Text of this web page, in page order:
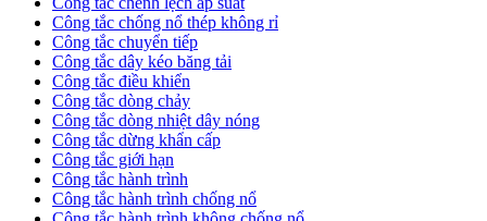
Công tắc chống nổ thép không rỉ
Công tắc chuyển tiếp
Công tắc dây kéo băng tải
Công tắc điều khiển
Công tắc dòng chảy
Công tắc dòng nhiệt dây nóng
Công tắc dừng khẩn cấp
Công tắc giới hạn
Công tắc hành trình
Công tắc hành trình chống nổ